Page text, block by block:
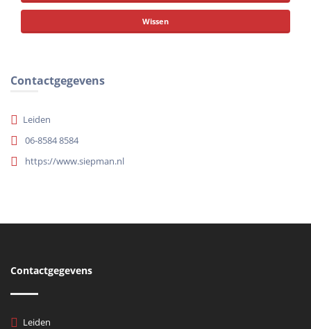
Wissen
Contactgegevens
Leiden
06-8584 8584
https://www.siepman.nl
Contactgegevens
Leiden